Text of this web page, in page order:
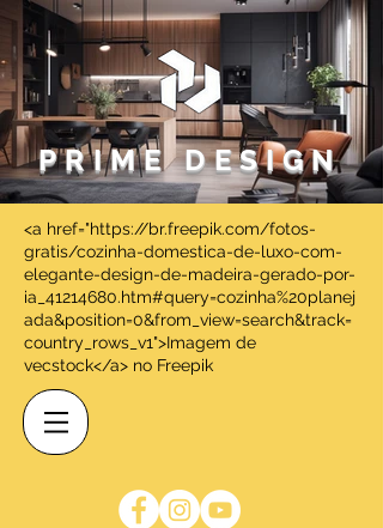
PRIME DESIGN
<a href="https://br.freepik.com/fotos-
gratis/cozinha-domestica-de-luxo-com-
elegante-design-de-madeira-gerado-por-
ia_41214680.htm#query=cozinha%20planej
ada&position=0&from_view=search&track=
country_rows_v1">Imagem de
vecstock</a> no Freepik